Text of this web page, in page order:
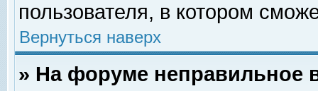
пользователя, в котором
Вернуться наверх
» На форуме неправильное